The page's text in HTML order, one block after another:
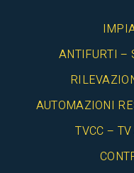
ANTIFURTI –
AUTOMAZIONI
TVCC –